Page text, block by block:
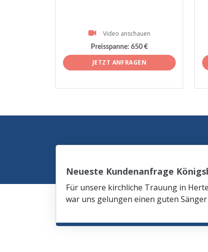
Video anschauen
Preisspanne: 650 €
JETZT ANFRAGEN
Neueste Kundenanfrage
Für unsere kirchliche Trauung in
war uns gelungen einen guten